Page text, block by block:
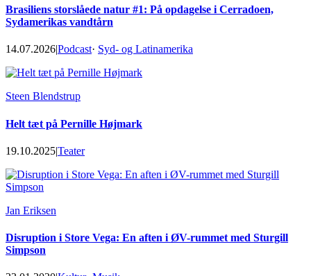
Brasiliens storslåede natur #1: På opdagelse i Cerradoen,
Sydamerikas vandtårn
14.07.2026|Podcast· Syd- og Latinamerika
Steen Blendstrup
Helt tæt på Pernille Højmark
19.10.2025|Teater
Jan Eriksen
Disruption i Store Vega: En aften i ØV-rummet med Sturgill
Simpson